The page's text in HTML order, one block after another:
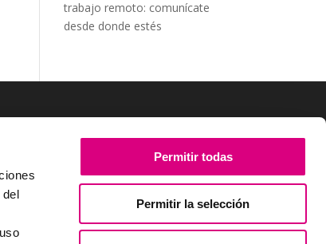
del
Permitir todas
Permitir la selección
trabajo remoto: comunícate
desde donde estés